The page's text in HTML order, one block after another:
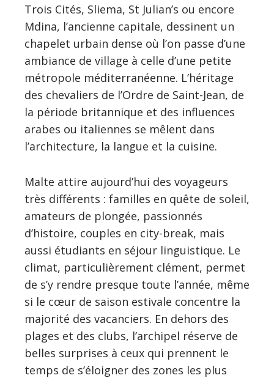
Trois Cités, Sliema, St Julian’s ou encore
Mdina, l’ancienne capitale, dessinent un
chapelet urbain dense où l’on passe d’une
ambiance de village à celle d’une petite
métropole méditerranéenne. L’héritage
des chevaliers de l’Ordre de Saint-Jean, de
la période britannique et des influences
arabes ou italiennes se mêlent dans
l’architecture, la langue et la cuisine.
Malte attire aujourd’hui des voyageurs
très différents : familles en quête de soleil,
amateurs de plongée, passionnés
d’histoire, couples en city-break, mais
aussi étudiants en séjour linguistique. Le
climat, particulièrement clément, permet
de s’y rendre presque toute l’année, même
si le cœur de saison estivale concentre la
majorité des vacanciers. En dehors des
plages et des clubs, l’archipel réserve de
belles surprises à ceux qui prennent le
temps de s’éloigner des zones les plus